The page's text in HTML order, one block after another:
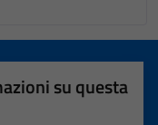
su questa